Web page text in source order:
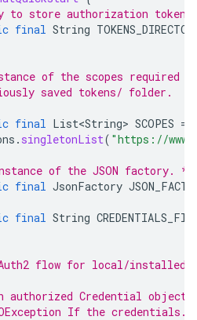
to store authorization
final String
of the scopes required
saved tokens/ folder.
final List<String> SCOPES =
. singletonList( "https://
of the JSON factory. */
final JsonFactory
final String
flow for local/installed
authorized Credential object.
If the